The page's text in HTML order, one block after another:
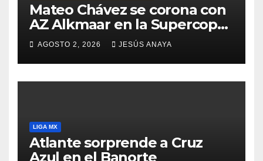
Mateo Chávez se corona con
AZ Alkmaar en la Supercopa
de Países Bajos
AGOSTO 2, 2026 JESÚS ANAYA
LIGA MX
Atlante sorprende a Cruz
Azul en el Banorte